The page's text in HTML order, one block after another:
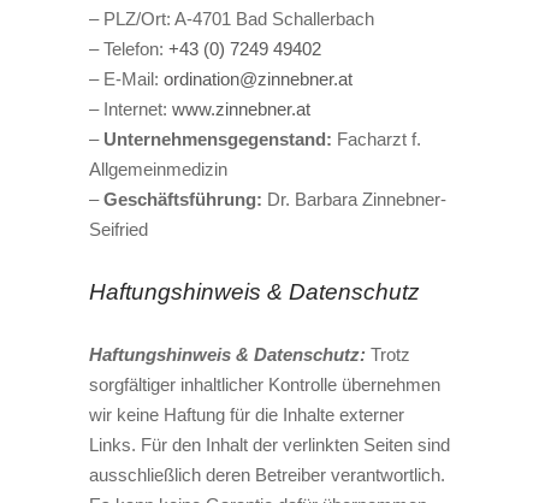
– PLZ/Ort: A-4701 Bad Schallerbach
– Telefon: +43 (0) 7249 49402
– E-Mail: ordination@zinnebner.at
– Internet: www.zinnebner.at
– Unternehmensgegenstand: Facharzt f.
Allgemeinmedizin
–Geschäftsführung: Dr. Barbara Zinnebner-
Seifried
Haftungshinweis & Datenschutz
Haftungshinweis & Datenschutz: Trotz
sorgfältiger inhaltlicher Kontrolle übernehmen
wir keine Haftung für die Inhalte externer
Links. Für den Inhalt der verlinkten Seiten sind
ausschließlich deren Betreiber verantwortlich.